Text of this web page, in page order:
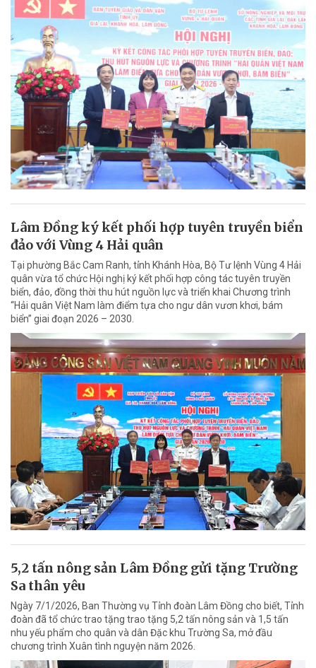
Lâm Đồng ký kết phối hợp tuyên truyền biển
đảo với Vùng 4 Hải quân
Tại phường Bắc Cam Ranh, tỉnh Khánh Hòa, Bộ Tư lệnh Vùng 4 Hải
quân vừa tổ chức Hội nghị ký kết phối hợp công tác tuyên truyền
biển, đảo, đồng thời thu hút nguồn lực và triển khai Chương trình
“Hải quân Việt Nam làm điểm tựa cho ngư dân vươn khơi, bám
biển” giai đoạn 2026 – 2030.
5,2 tấn nông sản Lâm Đồng gửi tặng Trường
Sa thân yêu
Ngày 7/1/2026, Ban Thường vụ Tỉnh đoàn Lâm Đồng cho biết, Tỉnh
đoàn đã tổ chức trao tặng trao tặng 5,2 tấn nông sản và 1,5 tấn
nhu yếu phẩm cho quân và dân Đặc khu Trường Sa, mở đầu
chương trình Xuân tình nguyện năm 2026.